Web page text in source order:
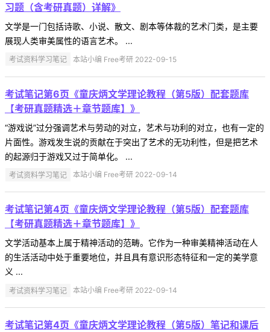
习题（含考研真题）详解》
文学是一门包括诗歌、小说、散文、剧本等体裁的艺术门类，是主要
展现人类审美属性的语言艺术。 ...
考试资料学习笔记 本站小编 Free考研 2022-09-15
考试笔记第6页《童庆炳文学理论教程（第5版）配套题库
【考研真题精选＋章节题库】》
“游戏说”过分强调艺术与劳动的对立，艺术与功利的对立，也有一定的
片面性。游戏发生说的贡献在于突出了艺术的无功利性，但是把艺术
的起源归于游戏又过于简单化。 ...
考试资料学习笔记 本站小编 Free考研 2022-09-14
考试笔记第4页《童庆炳文学理论教程（第5版）配套题库
【考研真题精选＋章节题库】》
文学活动基本上属于精神活动的范畴。它作为一种审美精神活动在人
的生活活动中处于重要地位，并且具有意识形态特征和一定的美学意
义 ...
考试资料学习笔记 本站小编 Free考研 2022-09-14
考试笔记第4页《童庆炳文学理论教程（第5版）笔记和课后